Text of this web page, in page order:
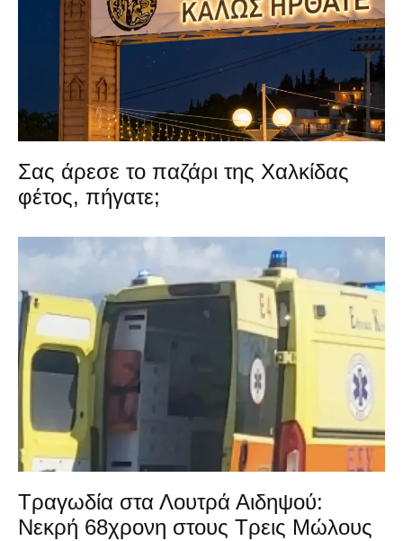
Σας άρεσε το παζάρι της Χαλκίδας
φέτος, πήγατε;
Τραγωδία στα Λουτρά Αιδηψού:
Νεκρή 68χρονη στους Τρεις Μώλους